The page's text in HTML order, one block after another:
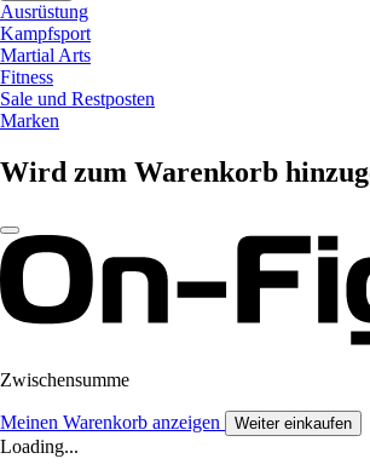
Ausrüstung
Kampfsport
Martial Arts
Fitness
Sale und Restposten
Marken
Wird zum Warenkorb
Zwischensumme
Meinen Warenkorb anzeigen Weiter einkaufen
Loading...